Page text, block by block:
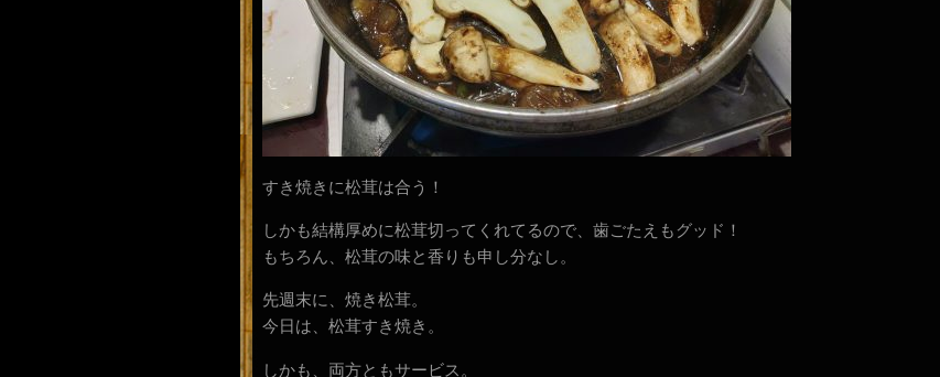
すき焼きに松茸は合う！
しかも結構厚めに松茸切ってくれてるので、歯ごたえもグッド！
もちろん、松茸の味と香りも申し分なし。
先週末に、焼き松茸。
今日は、松茸すき焼き。
しかも、両方ともサービス。